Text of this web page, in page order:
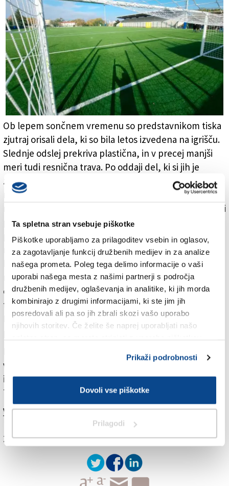
Ta spletna stran vsebuje piškotke
Piškotke uporabljamo za prilagoditev vsebin in oglasov,
za zagotavljanje funkcij družbenih medijev in za analize
našega prometa. Poleg tega delimo informacije o vaši
uporabi našega mesta z našimi partnerji s področja
družbenih medijev, oglaševanja in analitike, ki jih morda
kombinirajo z drugimi informacijami, ki ste jim jih
posredovali ali pa so jih zbrali skozi vašo uporabo
njihovih storitev. Če želite še naprej uporabljati našo
Prikaži podrobnosti
Dovoli vse piškotke
Prilagodi
Križ ima po mnenju nekaterih zdaj »najlepše nogometno igrišče na
Tržaškem« (FOTODAMJ@N)
Ob lepem sončnem vremenu so predstavnikom tiska
zjutraj orisali dela, ki so bila letos izvedena na igrišču.
Slednje odslej prekriva plastična, in v precej manjši
meri tudi resnična trava. Po oddaji del, ki si jih je
zagotovilo podjetje Venturelli Romolo srl iz Forlija, so
na igrišče pripeljali bagre. Sledil je polmetrski izkop
materiala. Pod umetno nogometno preprogo so nasuli
plasti najprej grušča in nato peska. Da bo trava
primerno uspevala so pod površje namestili
namakalni sistem, kateremu dobavljajo vodo črpalke,
ki so nameščene zraven novega deset hektolitrskega
rezervoarja. V tem sklopu del, za izvedbo katerih je
občinska uprava zagotovila 700 tisoč evrov, so uredili
tudi temelje nogometnih vrat in prehod za vozila.
Igrišče obdaja tudi nova ograja, na kateri so izhodi
pobarvani v rumeno.
Pogled na novo igrišče je res lep, je bilo slišati iz ust
vseh prisotnih. Župan je potrdil Vidonijevo oceno, da
ima Križ sedaj »najlepše nogometno igrišče na
Tržaškem.«
Več v jutrišnjem (sobotnem) Primorskem dnevniku.
Za branje in pisanje komentarjevje potrebna prijava